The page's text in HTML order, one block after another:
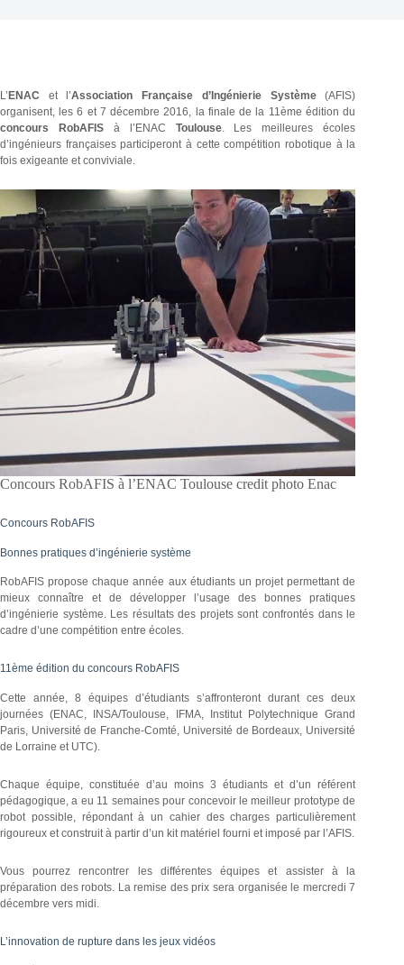
L’ ENAC et l’Association Française d’Ingénierie Système(AFIS)
organisent, les 6 et 7 décembre 2016, la finale de la 11ème édition du
concours RobAFISà l’ENAC Toulouse. Les meilleures écoles
d’ingénieurs françaises participeront à cette compétition robotique à la
fois exigeante et conviviale.
Concours RobAFIS à l’ENAC Toulouse credit photo Enac
Concours RobAFIS
Bonnes pratiques d’ingénierie système
RobAFIS propose chaque année aux étudiants un projet permettant de
mieux connaître et de développer l’usage des bonnes pratiques
d’ingénierie système. Les résultats des projets sont confrontés dans le
cadre d’une compétition entre écoles.
11ème édition du concours RobAFIS
Cette année, 8 équipes d’étudiants s’affronteront durant ces deux
journées (ENAC, INSA/Toulouse, IFMA, Institut Polytechnique Grand
Paris, Université de Franche-Comté, Université de Bordeaux, Université
de Lorraine et UTC).
Chaque équipe, constituée d’au moins 3 étudiants et d’un référent
pédagogique, a eu 11 semaines pour concevoir le meilleur prototype de
robot possible, répondant à un cahier des charges particulièrement
rigoureux et construit à partir d’un kit matériel fourni et imposé par l’AFIS.
Vous pourrez rencontrer les différentes équipes et assister à la
préparation des robots. La remise des prix sera organisée le mercredi 7
décembre vers midi.
L’innovation de rupture dans les jeux vidéos